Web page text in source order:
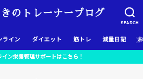
SEARCH
のトレーナーブログ
ライン ダイエット 筋トレ 減量日記
イン栄養管理サポートはこちら！